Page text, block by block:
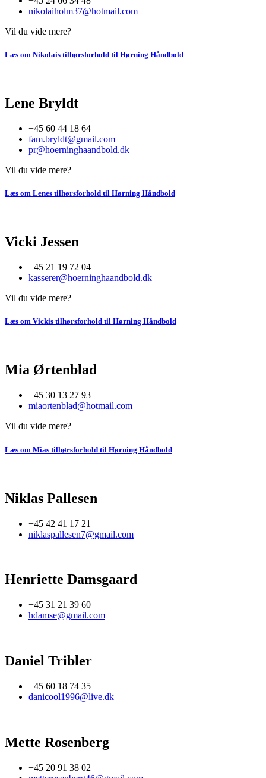
nikolaiholm37@hotmail.com
Vil du vide mere?
Læs om Nikolais tilhørsforhold til Hørning Håndbold
Lene Bryldt
+45 60 44 18 64
fam.bryldt@gmail.com
pr@hoerninghaandbold.dk
Vil du vide mere?
Læs om Lenes tilhørsforhold til Hørning Håndbold
Vicki Jessen
+45 21 19 72 04
kasserer@hoerninghaandbold.dk
Vil du vide mere?
Læs om Vickis tilhørsforhold til Hørning Håndbold
Mia Ørtenblad
+45 30 13 27 93
miaortenblad@hotmail.com
Vil du vide mere?
Læs om Mias tilhørsforhold til Hørning Håndbold
Niklas Pallesen
+45 42 41 17 21
niklaspallesen7@gmail.com
Henriette Damsgaard
+45 31 21 39 60
hdamse@gmail.com
Daniel Tribler
+45 60 18 74 35
danicool1996@live.dk
Mette Rosenberg
+45 20 91 38 02